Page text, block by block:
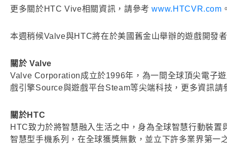
更多關於HTC Vive相關資訊，請參考www.HTCVR.com
本週稍候Valve與HTC將在於美國舊金山舉辦的遊戲開發
關於 Valve
Valve Corporation成立於1996年，為一間全球頂尖電子
戲引擎Source與遊戲平台Steam等尖端科技，更多資訊請
關於HTC
HTC致力於將智慧融入生活之中，身為全球智慧行動裝
智慧型手機系列，在全球獲獎無數，並立下許多業界第